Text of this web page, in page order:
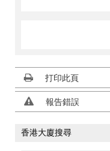
打印此頁
報告錯誤
香港大廈搜尋